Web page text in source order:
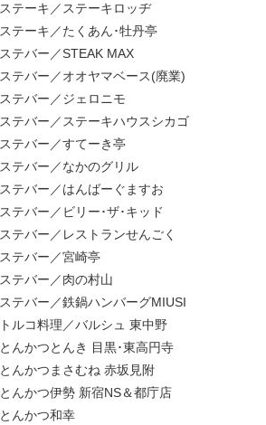
ステーキ／ステーキロッヂ
ステーキ／たくあん･牡丹亭
ステバー／STEAK MAX
ステバー／オオヤマベース(廃業)
ステバー／ジェロニモ
ステバー／ステーキハウスシカゴ
ステバー／すてーき亭
ステバー／なかのグリル
ステバー／はんばーぐますお
ステバー／ビリー･ザ･キッド
ステバー／レストランせんごく
ステバー／宮崎亭
ステバー／肉の村山
ステバー／鉄鍋ハンバーグMIUSI
トルコ料理／バルシュ 東中野
とんかつとんき 目黒･東高円寺
とんかつまさむね 赤坂見附
とんかつ伊勢 新宿NS＆都庁店
とんかつ和幸